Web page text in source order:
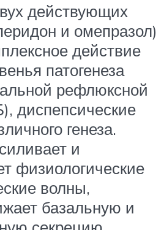
действующих
и омепразол)
действие
патогенеза
рефлюксной
диспепсические
генеза.
и
физиологические
волны,
базальную и